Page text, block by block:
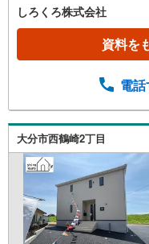
様のご都合に合
震の揺れを吸収
3級』取得あな
築建売住宅 大
不安のある方、
しろくろ株式会社
資料を
電
大分市西鶴崎2丁目